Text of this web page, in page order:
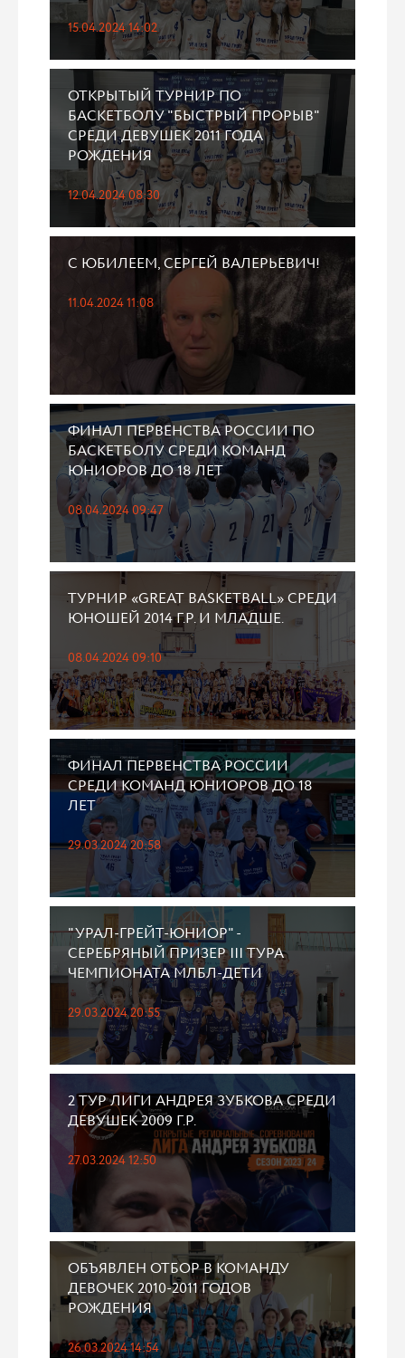
15.04.2024 14:02
ОТКРЫТЫЙ ТУРНИР ПО
БАСКЕТБОЛУ "БЫСТРЫЙ ПРОРЫВ"
СРЕДИ ДЕВУШЕК 2011 ГОДА
РОЖДЕНИЯ
12.04.2024 08:30
С ЮБИЛЕЕМ, СЕРГЕЙ ВАЛЕРЬЕВИЧ!
11.04.2024 11:08
ФИНАЛ ПЕРВЕНСТВА РОССИИ ПО
БАСКЕТБОЛУ СРЕДИ КОМАНД
ЮНИОРОВ ДО 18 ЛЕТ
08.04.2024 09:47
ТУРНИР «GREAT BASKETBALL» СРЕДИ
ЮНОШЕЙ 2014 Г.Р. И МЛАДШЕ.
08.04.2024 09:10
ФИНАЛ ПЕРВЕНСТВА РОССИИ
СРЕДИ КОМАНД ЮНИОРОВ ДО 18
ЛЕТ
29.03.2024 20:58
"УРАЛ-ГРЕЙТ-ЮНИОР" -
СЕРЕБРЯНЫЙ ПРИЗЕР III ТУРА
ЧЕМПИОНАТА МЛБЛ-ДЕТИ
29.03.2024 20:55
2 ТУР ЛИГИ АНДРЕЯ ЗУБКОВА СРЕДИ
ДЕВУШЕК 2009 Г.Р.
27.03.2024 12:50
ОБЪЯВЛЕН ОТБОР В КОМАНДУ
ДЕВОЧЕК 2010-2011 ГОДОВ
РОЖДЕНИЯ
26.03.2024 14:54